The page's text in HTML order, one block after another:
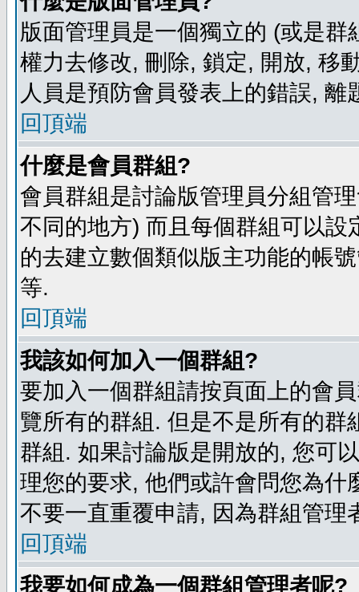
版面管理員是一個獨立的 (或是
權力去修改, 刪除, 鎖定, 開放, 移
人員是預防會員發表上的錯誤, 離
回頂端
什麼是會員群組?
會員群組是討論版管理員分組管
不同的地方) 而且每個群組可以
的去建立數個類似版主功能的帳
等.
回頂端
我該如何加入一個群組?
要加入一個群組請按頁面上的會
覽所有的群組. 但是不是所有的
群組. 如果討論版是開放的, 您可
理您的要求, 他們或許會問您為
不要一直重覆申請, 因為群組管理
回頂端
我要如何成為一個群組管理者呢?